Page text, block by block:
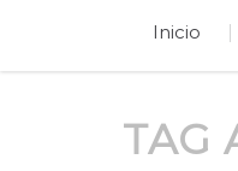
Inicio
TAG